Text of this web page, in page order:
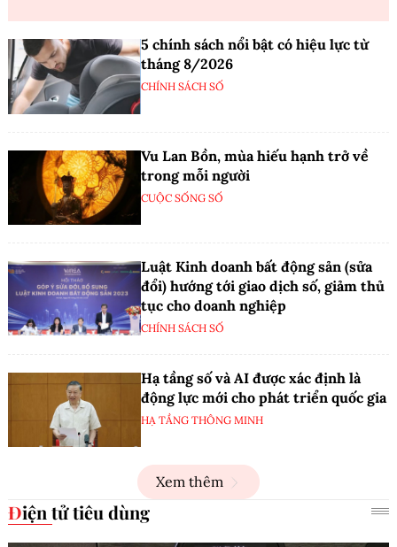
5 chính sách nổi bật có hiệu lực từ
tháng 8/2026
CHÍNH SÁCH SỐ
Vu Lan Bồn, mùa hiếu hạnh trở về
trong mỗi người
CUỘC SỐNG SỐ
Luật Kinh doanh bất động sản (sửa
đổi) hướng tới giao dịch số, giảm thủ
tục cho doanh nghiệp
CHÍNH SÁCH SỐ
Hạ tầng số và AI được xác định là
động lực mới cho phát triển quốc gia
HẠ TẦNG THÔNG MINH
Xem thêm
Điện tử tiêu dùng